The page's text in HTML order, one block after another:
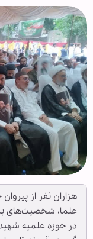
هزاران نفر از
علما، شخصیت‌های
در حوزه علمیه